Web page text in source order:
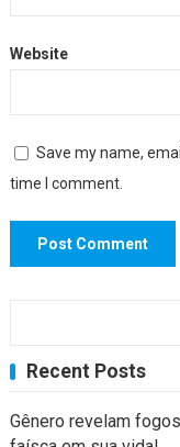
Website
Save my name,
time I comment.
Recent Posts
Gênero revelam